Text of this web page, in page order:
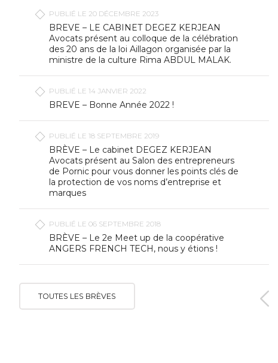
PUBLIÉ LE 20 DÉCEMBRE 2023
BREVE – LE CABINET DEGEZ KERJEAN
Avocats présent au colloque de la célébration
des 20 ans de la loi Aillagon organisée par la
ministre de la culture Rima ABDUL MALAK.
PUBLIÉ LE 14 JANVIER 2022
BREVE – Bonne Année 2022 !
PUBLIÉ LE 18 SEPTEMBRE 2019
BRÈVE – Le cabinet DEGEZ KERJEAN
Avocats présent au Salon des entrepreneurs
de Pornic pour vous donner les points clés de
la protection de vos noms d’entreprise et
marques
PUBLIÉ LE 06 SEPTEMBRE 2018
BRÈVE – Le 2e Meet up de la coopérative
ANGERS FRENCH TECH, nous y étions !
TOUTES LES BRÈVES